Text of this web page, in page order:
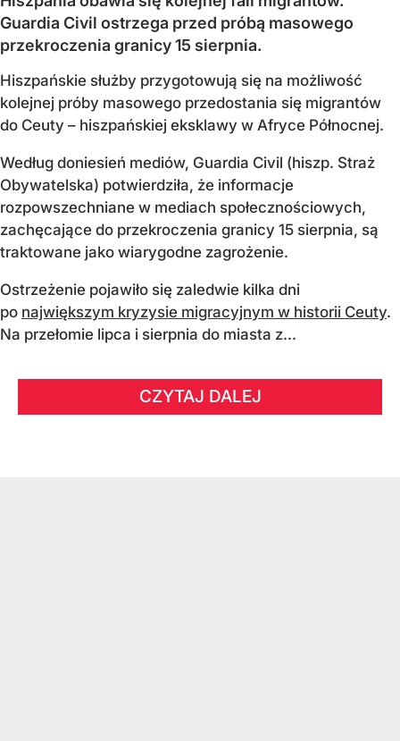
Guardia Civil ostrzega przed próbą masowego
przekroczenia granicy 15 sierpnia.
Hiszpańskie służby przygotowują się na możliwość
kolejnej próby masowego przedostania się migrantów
do Ceuty – hiszpańskiej eksklawy w Afryce Północnej.
Według doniesień mediów, Guardia Civil (hiszp. Straż
Obywatelska) potwierdziła, że informacje
rozpowszechniane w mediach społecznościowych,
zachęcające do przekroczenia granicy 15 sierpnia, są
traktowane jako wiarygodne zagrożenie.
Ostrzeżenie pojawiło się zaledwie kilka dni
po największym kryzysie migracyjnym w historii Ceuty.
Na przełomie lipca i sierpnia do miasta z...
CZYTAJ DALEJ